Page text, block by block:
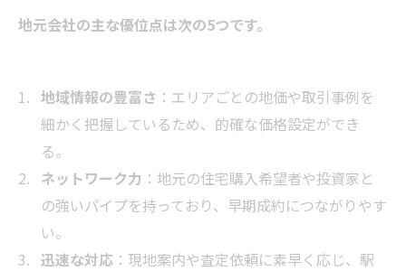
地元会社の主な優位点は次の5つです。
地域情報の豊富さ ：エリアごとの地価や取引事例を
細かく把握しているため、的確な価格設定ができ
る。
ネットワーク力 ：地元の住宅購入希望者や投資家と
の強いパイプを持っており、早期成約につながりやす
い。
迅速な対応 ：現地案内や査定依頼に素早く応じ、駅